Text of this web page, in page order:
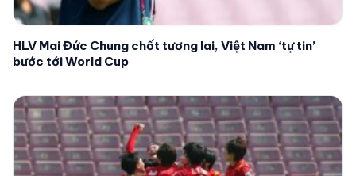
HLV Mai Đức Chung chốt tương lai, Việt Nam ‘tự tin’
bước tới World Cup